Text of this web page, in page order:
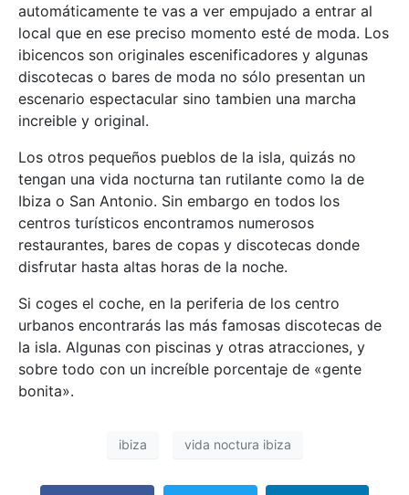
automáticamente te vas a ver empujado a entrar al
local que en ese preciso momento esté de moda. Los
ibicencos son originales escenificadores y algunas
discotecas o bares de moda no sólo presentan un
escenario espectacular sino tambien una marcha
increible y original.
Los otros pequeños pueblos de la isla, quizás no
tengan una vida nocturna tan rutilante como la de
Ibiza o San Antonio. Sin embargo en todos los
centros turísticos encontramos numerosos
restaurantes, bares de copas y discotecas donde
disfrutar hasta altas horas de la noche.
Si coges el coche, en la periferia de los centro
urbanos encontrarás las más famosas discotecas de
la isla. Algunas con piscinas y otras atracciones, y
sobre todo con un increíble porcentaje de «gente
bonita».
ibiza vida noctura ibiza